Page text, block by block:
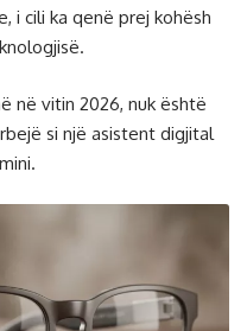
i cili ka qenë prej kohësh
në vitin 2026, nuk është
si një asistent digjital